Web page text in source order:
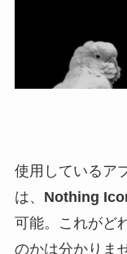
使用しているア
は、 Nothing
可能。これがど
のかは分かりま